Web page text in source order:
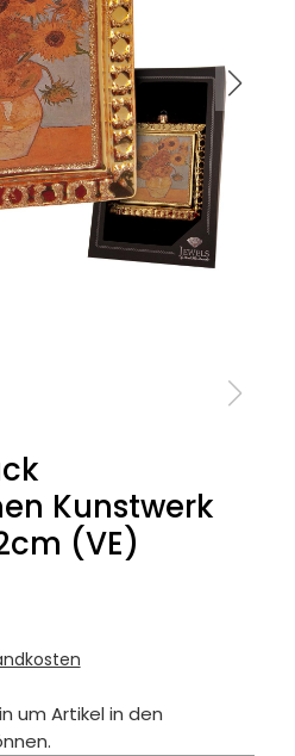
Kunstwerk
(VE)
um Artikel in den